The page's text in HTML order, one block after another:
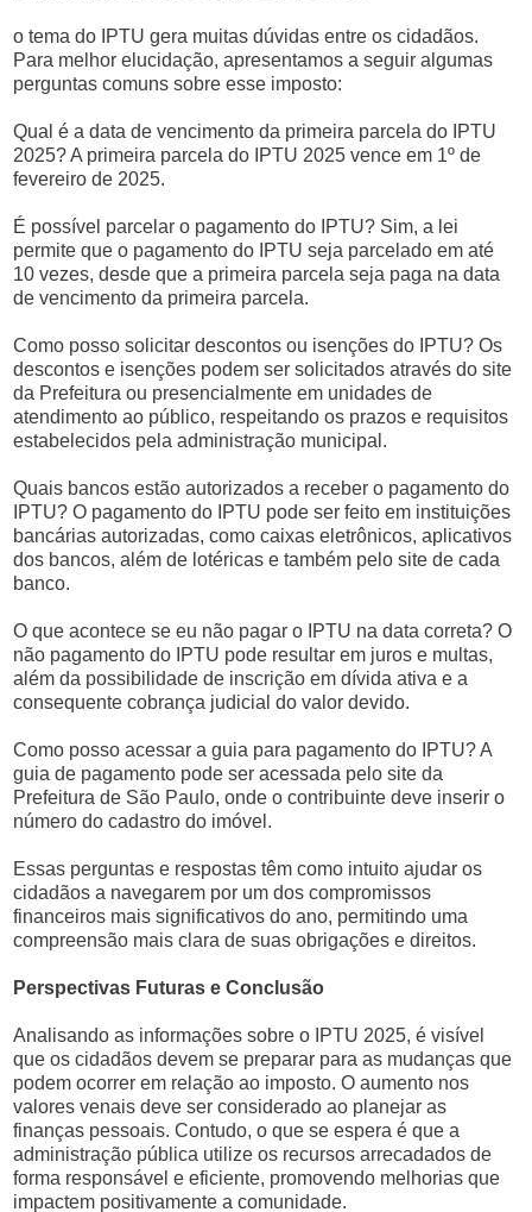
o tema do IPTU gera muitas dúvidas entre os cidadãos.
Para melhor elucidação, apresentamos a seguir algumas
perguntas comuns sobre esse imposto:
Qual é a data de vencimento da primeira parcela do IPTU
2025? A primeira parcela do IPTU 2025 vence em 1º de
fevereiro de 2025.
É possível parcelar o pagamento do IPTU? Sim, a lei
permite que o pagamento do IPTU seja parcelado em até
10 vezes, desde que a primeira parcela seja paga na data
de vencimento da primeira parcela.
Como posso solicitar descontos ou isenções do IPTU? Os
descontos e isenções podem ser solicitados através do site
da Prefeitura ou presencialmente em unidades de
atendimento ao público, respeitando os prazos e requisitos
estabelecidos pela administração municipal.
Quais bancos estão autorizados a receber o pagamento do
IPTU? O pagamento do IPTU pode ser feito em instituições
bancárias autorizadas, como caixas eletrônicos, aplicativos
dos bancos, além de lotéricas e também pelo site de cada
banco.
O que acontece se eu não pagar o IPTU na data correta? O
não pagamento do IPTU pode resultar em juros e multas,
além da possibilidade de inscrição em dívida ativa e a
consequente cobrança judicial do valor devido.
Como posso acessar a guia para pagamento do IPTU? A
guia de pagamento pode ser acessada pelo site da
Prefeitura de São Paulo, onde o contribuinte deve inserir o
número do cadastro do imóvel.
Essas perguntas e respostas têm como intuito ajudar os
cidadãos a navegarem por um dos compromissos
financeiros mais significativos do ano, permitindo uma
compreensão mais clara de suas obrigações e direitos.
Perspectivas Futuras e Conclusão
Analisando as informações sobre o IPTU 2025, é visível
que os cidadãos devem se preparar para as mudanças que
podem ocorrer em relação ao imposto. O aumento nos
valores venais deve ser considerado ao planejar as
finanças pessoais. Contudo, o que se espera é que a
administração pública utilize os recursos arrecadados de
forma responsável e eficiente, promovendo melhorias que
impactem positivamente a comunidade.